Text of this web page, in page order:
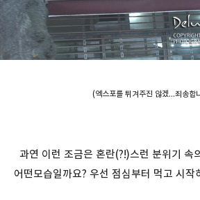
(엑스포를 튀겨주진 않겠...죄송합
과연 이런 조금은 혼란(?!)스런 분위기 속
어떤모습일까요? 우선 점심부터 먹고 시작